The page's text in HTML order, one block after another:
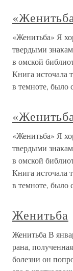
«Женитьба» Я
твердыми
в омской
Книга источала
в темноте, было
«Женитьба» Я
твердыми
в омской
Книга источала
в темноте, было
Женитьба
Женитьба В
рана,
болезни он